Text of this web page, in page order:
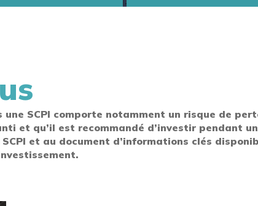
SCPI comporte notamment un risque de
et qu’il est recommandé d’investir pendant
et au document d’informations clés